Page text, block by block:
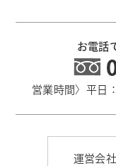
お電話
営業時間〉平日
運営会